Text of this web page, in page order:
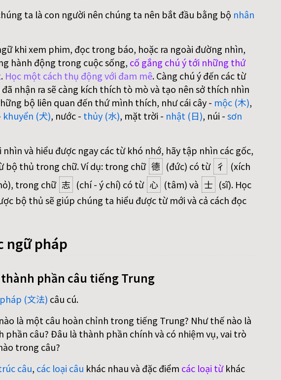
ta là con người nên chúng ta nên bắt đầu bằng bộ nhân
khi xem phim, đọc trong báo, hoặc ra ngoài đường nhìn,
hành động trong cuộc sống, cố gắng chú ý tới những thứ
. Học một cách thụ động với đam mê. Càng chú ý đến các từ
nhận ra sẽ càng kích thích tò mò và tạo nên sở thích nhìn
bộ liên quan đến thứ mình thích, như cái cây - mộc (木),
khuyển (犬), nước - thủy (水), mặt trời - nhật (日), núi -sơn
nhìn và hiểu được ngay các từ khó nhớ, hãy tập nhìn các gốc,
bộ thủ trong chữ. Ví dụ: trong chữ 德 (đức) có từ 彳
(xích
trong chữ 志 (chí - ý chí) có từ 心 (tâm) và 士 (sĩ). Học
bộ thủ sẽ giúp chúng ta hiểu được từ mới và cả cách đọc
ngữ pháp
thành phần câu tiếng Trung
(文法) câu cú.
là một câu hoàn chỉnh trong tiếng Trung? Như thế nào là
phần câu? Đâu là thành phần chính và có nhiệm vụ, vai trò
trong câu?
câu, các loại câu khác nhau và đặc điểm các loại từkhác